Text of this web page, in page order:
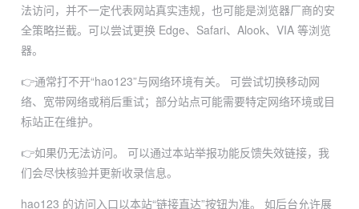
法访问，并不一定代表网站真实违规，也可能是浏览器厂商的安
全策略拦截。可以尝试更换 Edge、Safari、Alook、VIA 等浏览
器。
👉通常打不开“hao123”与网络环境有关。
可尝试切换移动网
络、宽带网络或稍后重试；部分站点可能需要特定网络环境或目
标站正在维护。
👉如果仍无法访问。
可以通过本站举报功能反馈失效链接，我
们会尽快核验并更新收录信息。
hao123 的访问入口以本站“链接直达”按钮为准。
如后台允许展